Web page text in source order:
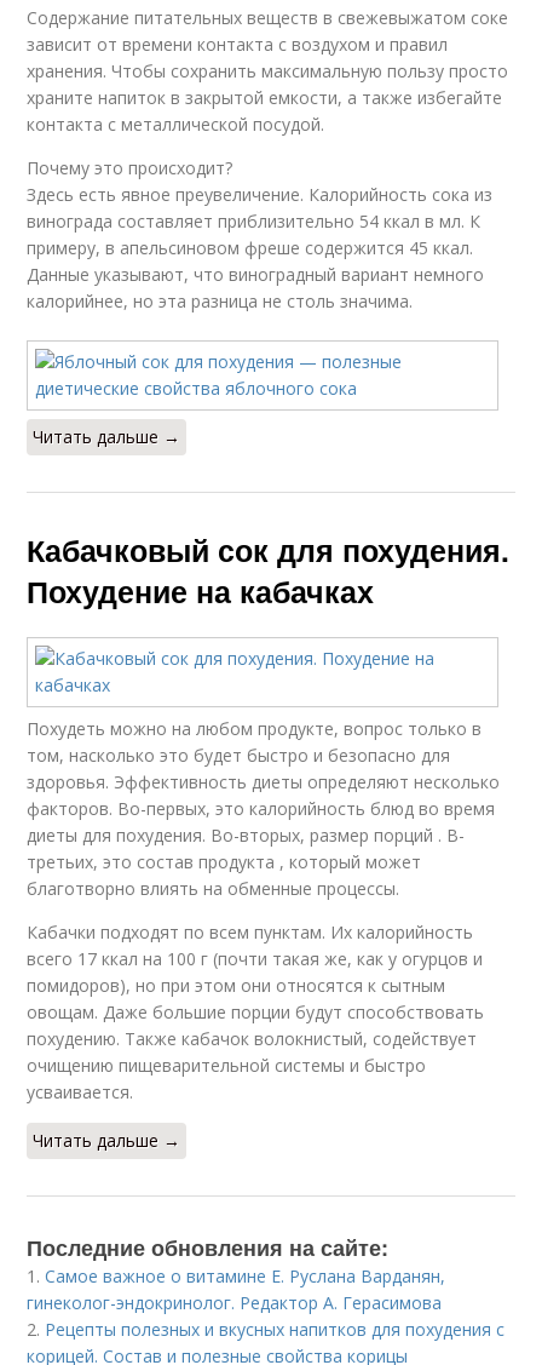
Содержание питательных веществ в свежевыжатом соке
зависит от времени контакта с воздухом и правил
хранения. Чтобы сохранить максимальную пользу просто
храните напиток в закрытой емкости, а также избегайте
контакта с металлической посудой.
Почему это происходит?
Здесь есть явное преувеличение. Калорийность сока из
винограда составляет приблизительно 54 ккал в мл. К
примеру, в апельсиновом фреше содержится 45 ккал.
Данные указывают, что виноградный вариант немного
калорийнее, но эта разница не столь значима.
Читать дальше →
Кабачковый сок для похудения.
Похудение на кабачках
Похудеть можно на любом продукте, вопрос только в
том, насколько это будет быстро и безопасно для
здоровья. Эффективность диеты определяют несколько
факторов. Во-первых, это калорийность блюд во время
диеты для похудения. Во-вторых, размер порций . В-
третьих, это состав продукта , который может
благотворно влиять на обменные процессы.
Кабачки подходят по всем пунктам. Их калорийность
всего 17 ккал на 100 г (почти такая же, как у огурцов и
помидоров), но при этом они относятся к сытным
овощам. Даже большие порции будут способствовать
похудению. Также кабачок волокнистый, содействует
очищению пищеварительной системы и быстро
усваивается.
Читать дальше →
Последние обновления на сайте:
1.Самое важное о витамине Е. Руслана Варданян,
гинеколог-эндокринолог. Редактор А. Герасимова
2. Рецепты полезных и вкусных напитков для похудения с
корицей. Состав и полезные свойства корицы